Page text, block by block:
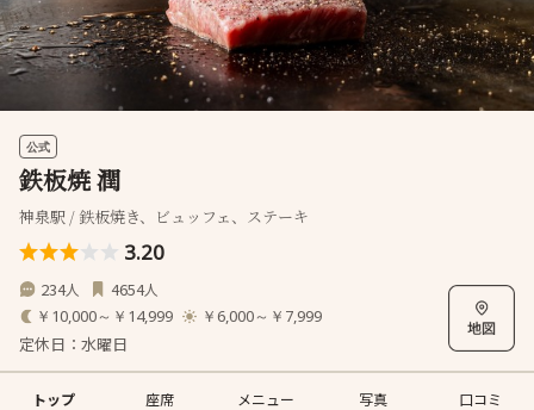
公式
鉄板焼 潤
神泉駅 / 鉄板焼き、ビュッフェ、ステーキ
3.20
234人 4654人
￥10,000～￥14,999 ￥6,000～￥7,999
定休日：水曜日
トップ 座席 メニュー 写真 口コミ